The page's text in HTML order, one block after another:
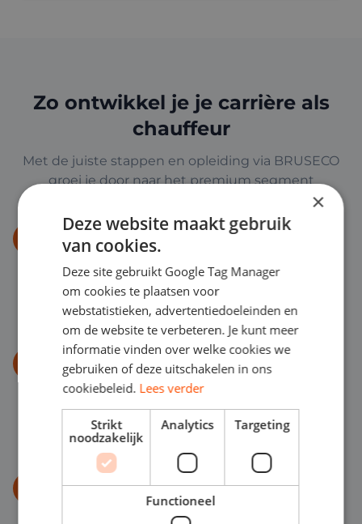
Zo ontwikkel je je carrière als
chauffeur
Met de juiste stappen en opleiding via BRUSECO
groei je door naar het premium segment
Meld je aan bij Chauffeur.nl
kwalificaties en beschikbaarheid aan potentiële
opdrachtgevers.
Volg een opleiding bij BRUSECO
Investeer in een erkende vakopleiding. BRUSECO
DEKRA-certificering voor het hoogste niveau.
Behaal je certificeringen
Versterk je profiel met erkende diploma's zoals CCV-
×
Deze website maakt gebruik
van cookies.
Deze site gebruikt Google Tag Manager
om cookies te plaatsen voor
webstatistieken, advertentiedoeleinden en
om de website te verbeteren. Je kunt meer
informatie vinden over welke cookies we
gebruiken of deze uitschakelen in ons
cookiebeleid. Lees verder
Strikt
noodzakelijk
Analytics Targeting
Functioneel